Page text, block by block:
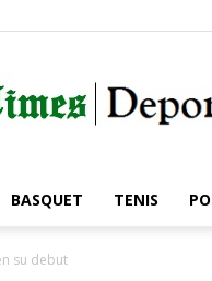
Córdoba
BASQUET TENIS
su debut